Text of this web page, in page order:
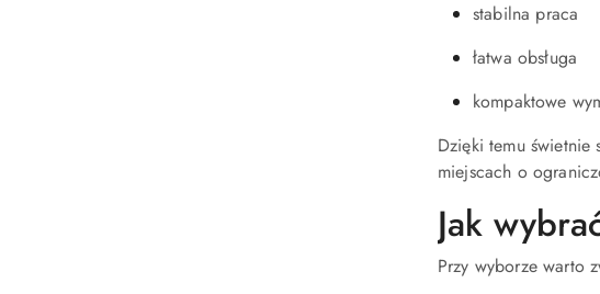
stabilna praca
łatwa obsługa
kompaktowe
Dzięki temu
miejscach o
Jak
Przy wyborze warto